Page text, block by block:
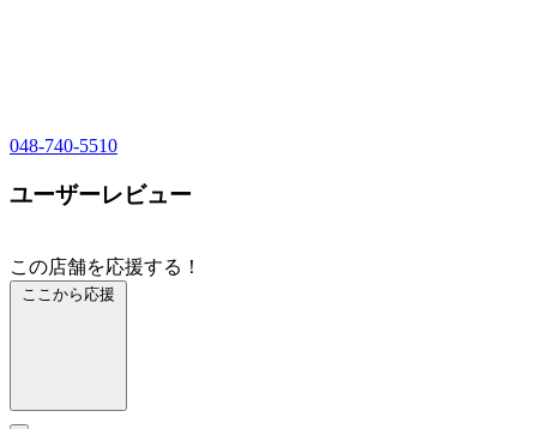
048-740-5510
ユーザーレビュー
この店舗を応援する！
ここから応援